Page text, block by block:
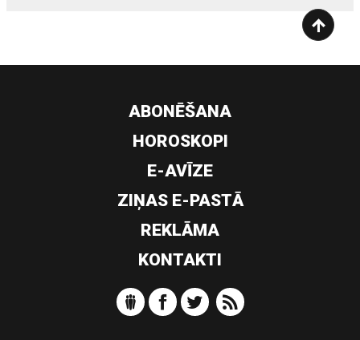
ABONĒŠANA
HOROSKOPI
E-AVĪZE
ZIŅAS E-PASTĀ
REKLĀMA
KONTAKTI